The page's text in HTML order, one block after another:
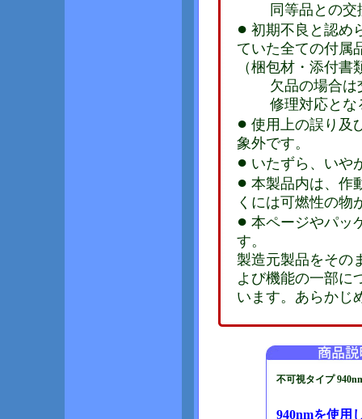
同等品との交
● 初期不良と認め
ていた全ての付属
（梱包材・添付
欠品の場合は
修理対応とな
● 使用上の誤り及
象外です。
● いたずら、いや
● 本製品内は、作
くには可燃性の物
● 本ページやパッ
す。
製造元製品をその
よび機能の一部に
います。あらかじ
不可視タイプ
940nmを使用